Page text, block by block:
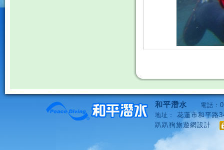
和平潛水 電話：
地址：
花蓮市和平路
趴趴狗旅遊網設計